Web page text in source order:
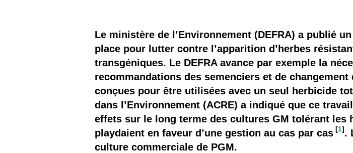
Il y a semence…. et semence
Quels sont les avantages et les
Le ministère de l’Environnement (DEFRA) a publié
place pour lutter contre l’apparition d’herbes
transgéniques. Le DEFRA avance par exemple la
recommandations des semenciers et de
conçues pour être utilisées avec un seul herbicide
dans l’Environnement (ACRE) a indiqué que ce
effets sur le long terme des cultures GM tolérant
playdaient en faveur d’une gestion au cas par cas [1].
culture commerciale de PGM.